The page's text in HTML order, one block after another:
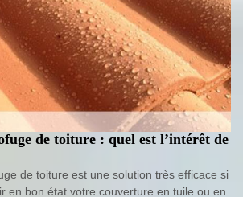
de toiture : quel est l’intérêt de
de toiture est une solution très efficace si
en bon état votre couverture en tuile ou en